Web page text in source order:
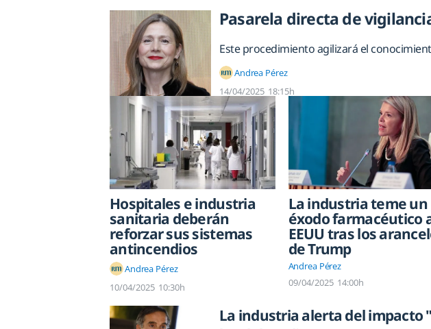
Pasarela directa de
Este procedimiento agilizará el
Andrea Pérez
14/04/2025 18:15h
Hospitales e industria
sanitaria deberán
reforzar sus sistemas
antincendios
Andrea Pérez
10/04/2025 10:30h
La industria teme un
éxodo farmacéutico
EEUU tras los
de Trump
Andrea Pérez
09/04/2025 14:00h
La industria alerta del impacto